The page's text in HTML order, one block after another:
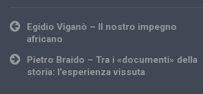
Post
navigation
Egidio Viganò – Il nostro impegno
africano
Pietro Braido – Tra i «documenti» della
storia: l’esperienza vissuta